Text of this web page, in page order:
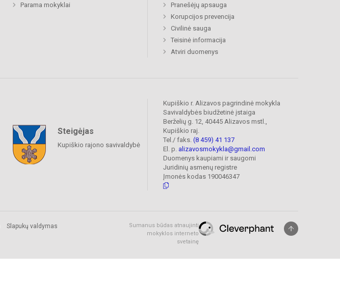
Parama mokyklai
Pranešėjų apsauga
Korupcijos prevencija
Civilinė sauga
Teisinė informacija
Atviri duomenys
Steigėjas
Kupiškio rajono savivaldybė
Kupiškio r. Alizavos pagrindinė mokykla
Savivaldybės biudžetinė įstaiga
Berželių g. 12, 40445 Alizavos mstl.,
Kupiškio raj.
Tel./ faks. (8 459) 41 137
El. p. alizavosmokykla@gmail.com
Duomenys kaupiami ir saugomi
Juridinių asmenų registre
Įmonės kodas 190046347
Slapukų valdymas
Sumanus būdas atnaujinti
mokyklos interneto
svetainę